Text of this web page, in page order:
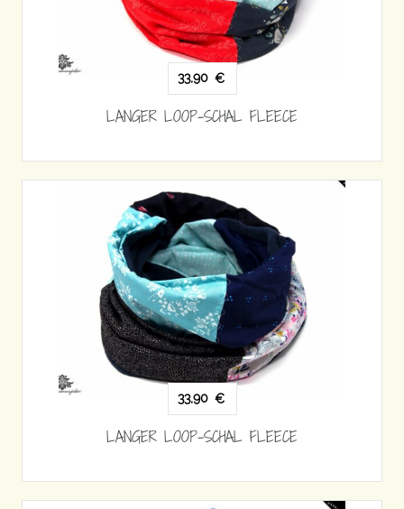
33,90 €
LANGER LOOP-SCHAL FLEECE
33,90 €
LANGER LOOP-SCHAL FLEECE